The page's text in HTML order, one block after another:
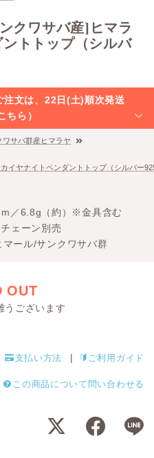
クワサバ産]ヒマラ
トトップ（シルバ
文は、22日(土)順次発送
ちら）
ワサバ群産ヒマラヤ
イヤナイトペンダントトップ（シルバー
／6.8g（約）※金具含む
ェーン別売
ール/サンクワサバ群
OUT
うございます
支払い方法 ご利用ガイド
この商品について問い合わせる